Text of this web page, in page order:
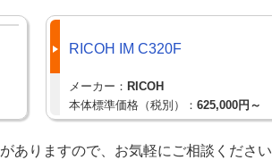
RICOH IM C320F
メーカー： RICOH
本体標準価格（税別）： 625,000円～
ありますので、お気軽にご相談ください